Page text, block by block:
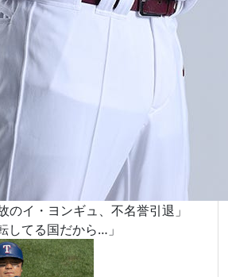
のイ・ヨンギュ、不名誉引退」
てる国だから…」